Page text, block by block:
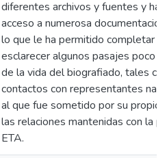
diferentes archivos y fuentes y ha
acceso a numerosa
lo que le ha permitido completar y
esclarecer algunos pasajes poco
de la vida del biografiado, tales
contactos con representantes
al que fue sometido por su propio
las relaciones mantenidas con la
ETA.